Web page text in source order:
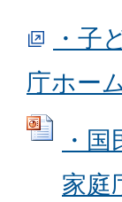
・子
庁ホー
・
家庭